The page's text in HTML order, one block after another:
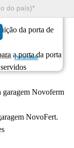
Privacidade
recentes
da porta de
a porta da porta
garagem Novoferm
NovoFert.